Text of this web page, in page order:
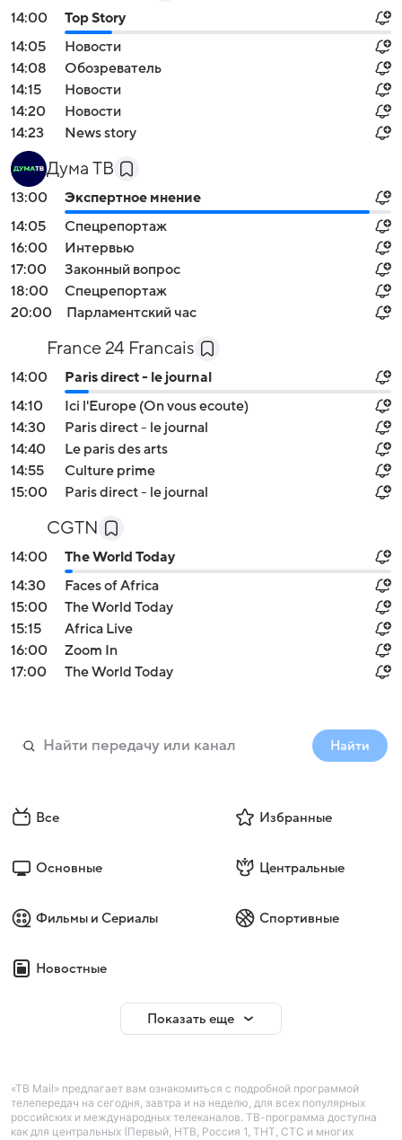
14:00
Top Story
14:05
Новости
14:08
Обозреватель
14:15
Новости
14:20
Новости
14:23
News story
Дума ТВ
13:00
Экспертное мнение
14:05
Спецрепортаж
16:00
Интервью
17:00
Законный вопрос
18:00
Спецрепортаж
20:00
Парламентский час
France 24 Francais
14:00
Paris direct - le journal
14:10
Ici l'Europe (On vous ecoute)
14:30
Paris direct - le journal
14:40
Le paris des arts
14:55
Culture prime
15:00
Paris direct - le journal
CGTN
14:00
The World Today
14:30
Faces of Africa
15:00
The World Today
15:15
Africa Live
16:00
Zoom In
17:00
The World Today
Найти
Все Избранные
Основные Центральные
Фильмы и Сериалы Спортивные
Новостные
Показать еще
«ТВ Mail» предлагает вам ознакомиться с подробной программой
телепередач на сегодня, завтра и на неделю, для всех популярных
российских и международных телеканалов. ТВ-программа доступна
как для центральных (Первый, НТВ, Россия 1, ТНТ, СТС и многих